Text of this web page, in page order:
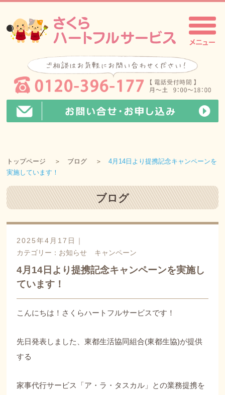
トップページ ブログ
4月14日より提携記念キャンペーンを
実施しています！
ブログ
2025年4月17日｜
カテゴリー： お知らせ キャンペーン
4月14日より提携記念キャンペーンを実施し
ています！
こんにちは！さくらハートフルサービスです！
先日発表しました、東都生活協同組合(東都生協)が提供
する
家事代行サービス「ア・ラ・タスカル」との業務提携を